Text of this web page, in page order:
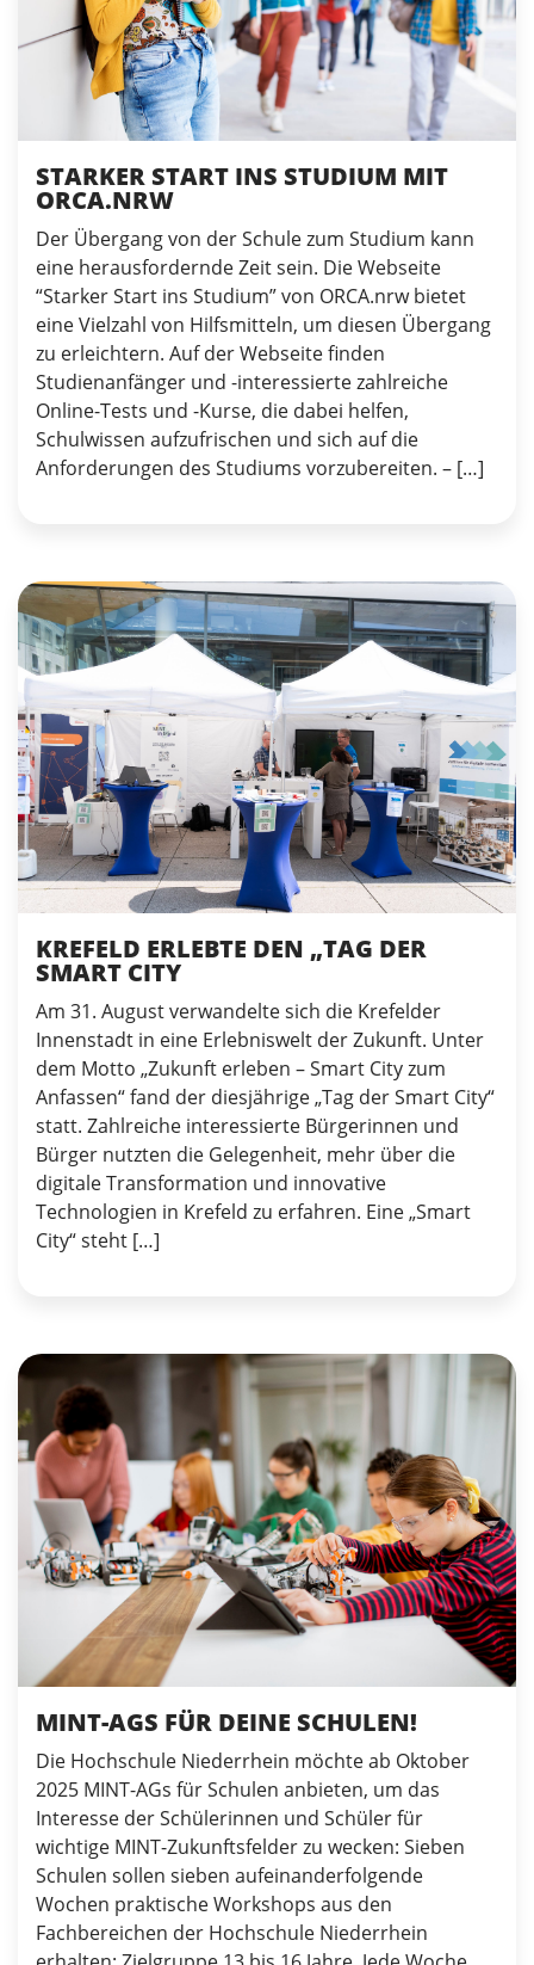
STARKER START INS STUDIUM MIT
ORCA.NRW
Der Übergang von der Schule zum Studium kann
eine herausfordernde Zeit sein. Die Webseite
“Starker Start ins Studium” von ORCA.nrw bietet
eine Vielzahl von Hilfsmitteln, um diesen Übergang
zu erleichtern. Auf der Webseite finden
Studienanfänger und -interessierte zahlreiche
Online-Tests und -Kurse, die dabei helfen,
Schulwissen aufzufrischen und sich auf die
Anforderungen des Studiums vorzubereiten. – […]
KREFELD ERLEBTE DEN „TAG DER
SMART CITY
Am 31. August verwandelte sich die Krefelder
Innenstadt in eine Erlebniswelt der Zukunft. Unter
dem Motto „Zukunft erleben – Smart City zum
Anfassen“ fand der diesjährige „Tag der Smart City“
statt. Zahlreiche interessierte Bürgerinnen und
Bürger nutzten die Gelegenheit, mehr über die
digitale Transformation und innovative
Technologien in Krefeld zu erfahren. Eine „Smart
City“ steht […]
MINT-AGS FÜR DEINE SCHULEN!
Die Hochschule Niederrhein möchte ab Oktober
2025 MINT-AGs für Schulen anbieten, um das
Interesse der Schülerinnen und Schüler für
wichtige MINT-Zukunftsfelder zu wecken: Sieben
Schulen sollen sieben aufeinanderfolgende
Wochen praktische Workshops aus den
Fachbereichen der Hochschule Niederrhein